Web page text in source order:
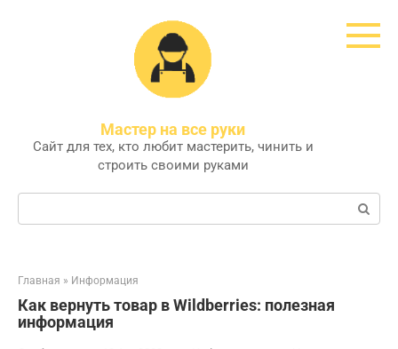
Мастер на все руки
Сайт для тех, кто любит мастерить, чинить и
строить своими руками
Поиск:
Главная » Информация
Как вернуть товар в Wildberries: полезная
информация